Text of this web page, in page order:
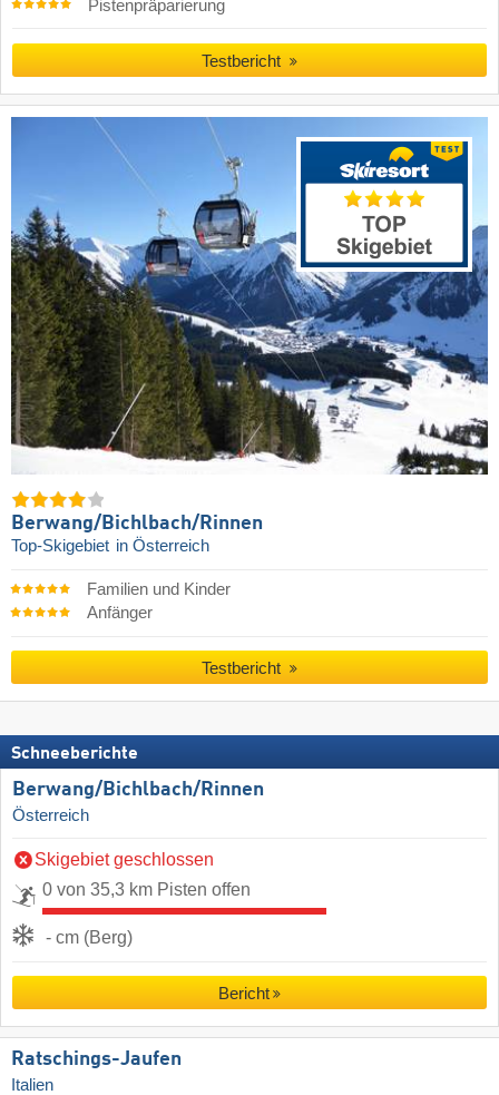
Pistenpräparierung
Testbericht
Berwang/​Bichlbach/​Rinnen
Top-Skigebiet in Österreich
Familien und Kinder
Anfänger
Testbericht
Schneeberichte
Berwang/​Bichlbach/​Rinnen
Österreich
Skigebiet geschlossen
0 von 35,3 km Pisten offen
- cm (Berg)
Bericht
Ratschings-Jaufen
Italien